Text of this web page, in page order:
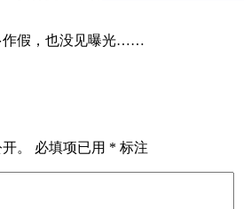
作假，也没见曝光……
。 必填项已用 * 标注